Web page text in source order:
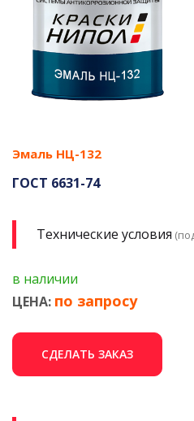
Эмаль НЦ-132
ГОСТ 6631-74
Технические условия
в наличии
ЦЕНА: по запросу
СДЕЛАТЬ ЗАКАЗ